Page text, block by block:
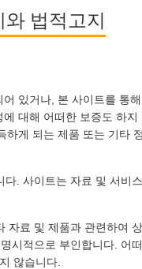
법적고지
있거나, 본 사이트를 통
대해 어떠한 보증도 하
게 되는 제품 또는 기타
. 사이트는 자료 및 서비
료 및 제품과 관련하여
시적으로 부인합니다. 어
않습니다.